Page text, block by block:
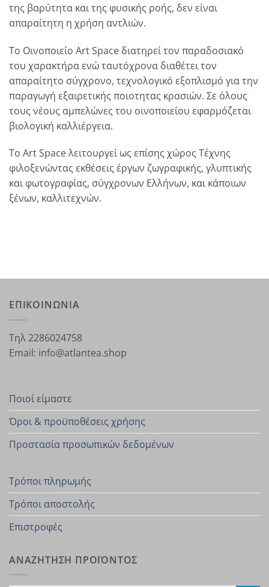
της βαρύτητα και της φυσικής ροής, δεν είναι
απαραίτητη η χρήση αντλιών.
Το Οινοποιείο Art Space διατηρεί τον παραδοσιακό
του χαρακτήρα ενώ ταυτόχρονα διαθέτει τον
απαραίτητο σύγχρονο, τεχνολογικό εξοπλισμό για την
παραγωγή εξαιρετικής ποιοτητας κρασιών. Σε όλους
τους νέους αμπελώνες του οινοποιείου εφαρμόζεται
βιολογική καλλιέργεια.
Το Art Space λειτουργεί ως επίσης χώρος Τέχνης
φιλοξενώντας εκθέσεις έργων ζωγραφικής, γλυπτικής
και φωτογραφίας, σύγχρονων Ελλήνων, και κάποιων
ξένων, καλλιτεχνών.
ΕΠΙΚΟΙΝΩΝΙΑ
Τηλ 2286024758
Email: info@atlantea.shop
Ποιοί είμαστε
Όροι & προϋποθέσεις χρήσης
Προστασία προσωπικών δεδομένων
Τρόποι πληρωμής
Τρόποι αποστολής
Επιστροφές
ΑΝΑΖΗΤΗΣΗ ΠΡΟΪΟΝΤΟΣ